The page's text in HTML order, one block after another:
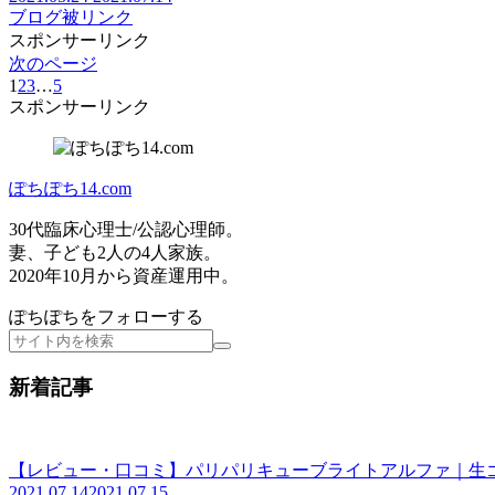
アフィリエイト
アフィリエイト
【図解】TCSアフィリエイトの審査申請
TCSアフィリエイトの特徴は金融系の案件が多いことです
ンクを取得し自サイトに貼り付けます。
アフィリエイトブログ
ブログ
【ブログ初心者】被リンクの意味と重要
2021.05.242021.07.14